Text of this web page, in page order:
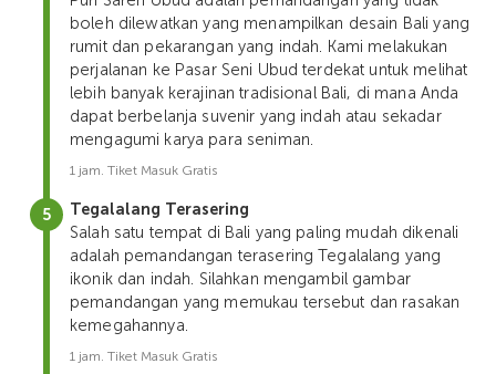
boleh dilewatkan yang menampilkan desain Bali yang
rumit dan pekarangan yang indah. Kami melakukan
perjalanan ke Pasar Seni Ubud terdekat untuk melihat
lebih banyak kerajinan tradisional Bali, di mana Anda
dapat berbelanja suvenir yang indah atau sekadar
mengagumi karya para seniman.
1 jam. Tiket Masuk Gratis
Tegalalang Terasering
Salah satu tempat di Bali yang paling mudah dikenali
adalah pemandangan terasering Tegalalang yang
ikonik dan indah. Silahkan mengambil gambar
pemandangan yang memukau tersebut dan rasakan
kemegahannya.
1 jam. Tiket Masuk Gratis